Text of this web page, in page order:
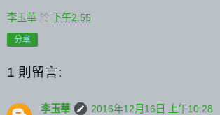
李玉華 於 下午2:55
分享
1 則留言:
李玉華
2016年12月16日 上午10:28